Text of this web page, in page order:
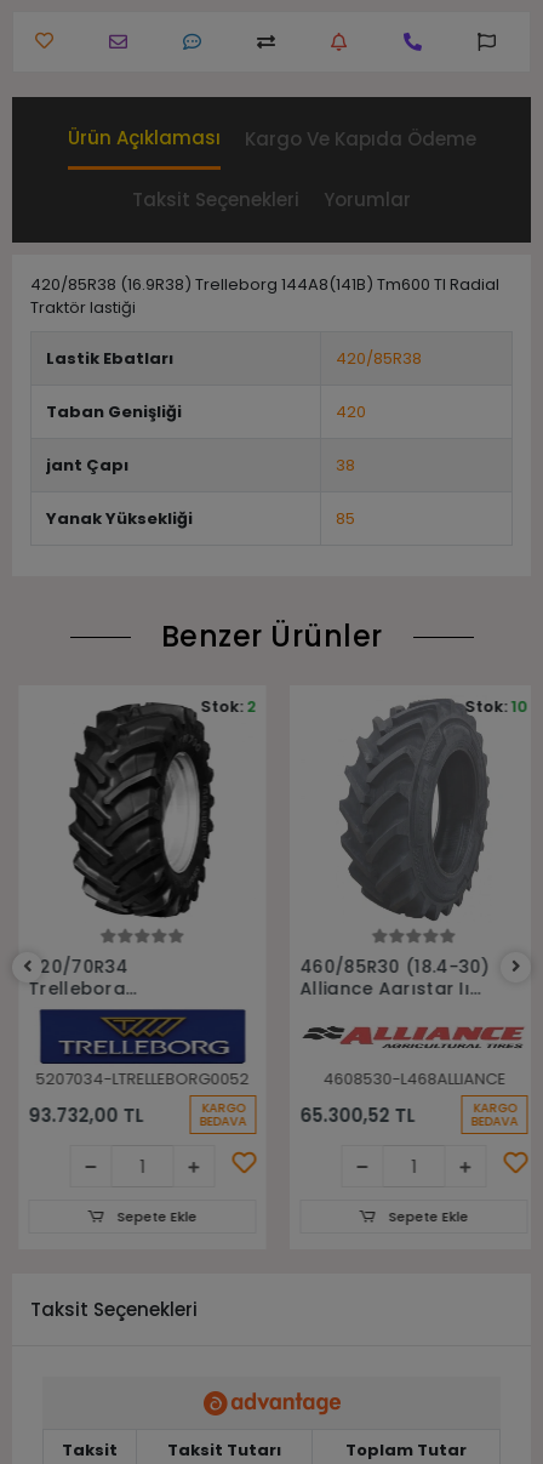
Ürün Açıklaması Kargo Ve Kapıda Ödeme
Taksit Seçenekleri Yorumlar
420/85R38 (16.9R38) Trelleborg 144A8(141B) Tm600 Tl Radial
Traktör lastiği
Lastik Ebatları 420/85R38
Taban Genişliği 420
jant Çapı 38
Yanak Yüksekliği 85
Benzer Ürünler
520/70R34
Trelleborg
148A8(148B) Tm700
Tl Radyal Traktör
Lastiği
5207034-LTRELLEBORG0052
93.732,00 TL KARGO
BEDAVA
Stok:2
Sepete Ekle
Sepete Ekle
460/85R30 (18.4-30)
Alliance Agrıstar Iı
Traktör lastiği
4608530-L468ALLIANCE
65.300,52 TL KARGO
BEDAVA
Stok:10
Sepete Ekle
Taksit Seçenekleri
Taksit Taksit Tutarı Toplam Tutar